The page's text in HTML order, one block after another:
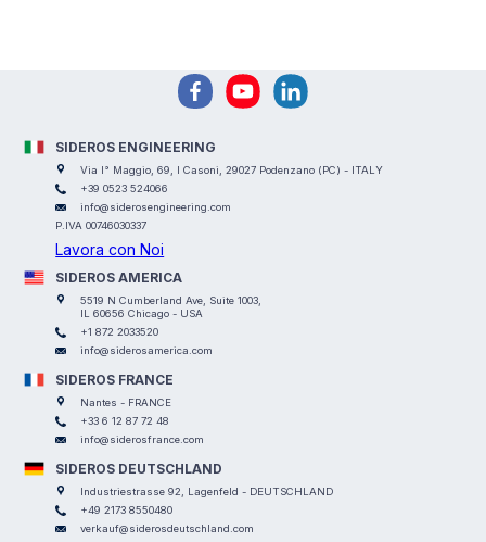
SIDEROS ENGINEERING
Via I° Maggio, 69, I Casoni, 29027 Podenzano (PC) - ITALY
+39 0523 524066
info@siderosengineering.com
P.IVA 00746030337
Lavora con Noi
SIDEROS AMERICA
5519 N Cumberland Ave, Suite 1003,
IL 60656 Chicago - USA
+1 872 2033520
info@siderosamerica.com
SIDEROS FRANCE
Nantes - FRANCE
+33 6 12 87 72 48
info@siderosfrance.com
SIDEROS DEUTSCHLAND
Industriestrasse 92, Lagenfeld - DEUTSCHLAND
+49 2173 8550480
verkauf@siderosdeutschland.com